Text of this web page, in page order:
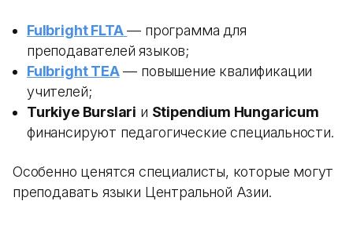
Fulbright FLTA — программа для
преподавателей языков;
Fulbright TEA— повышение квалификации
учителей;
Turkiye Burslari и Stipendium Hungaricum
финансируют педагогические специальности.
Особенно ценятся специалисты, которые могут
преподавать языки Центральной Азии.